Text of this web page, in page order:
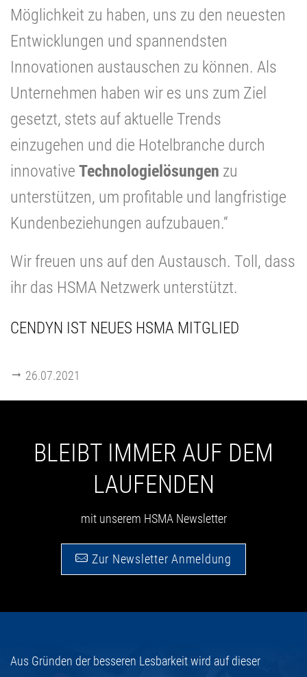
Möglichkeit zu haben, uns zu den neuesten
Entwicklungen und spannendsten
Innovationen austauschen zu können. Als
Unternehmen haben wir es uns zum Ziel
gesetzt, stets auf aktuelle Trends
einzugehen und die Hotelbranche durch
innovative Technologielösungen zu
unterstützen, um profitable und langfristige
Kundenbeziehungen aufzubauen.“
Wir freuen uns auf den Austausch. Toll, dass
ihr das HSMA Netzwerk unterstützt.
CENDYN IST NEUES HSMA MITGLIED
26.07.2021
BLEIBT IMMER AUF DEM
LAUFENDEN
mit unserem HSMA Newsletter
Zur Newsletter Anmeldung
Aus Gründen der besseren Lesbarkeit wird auf dieser